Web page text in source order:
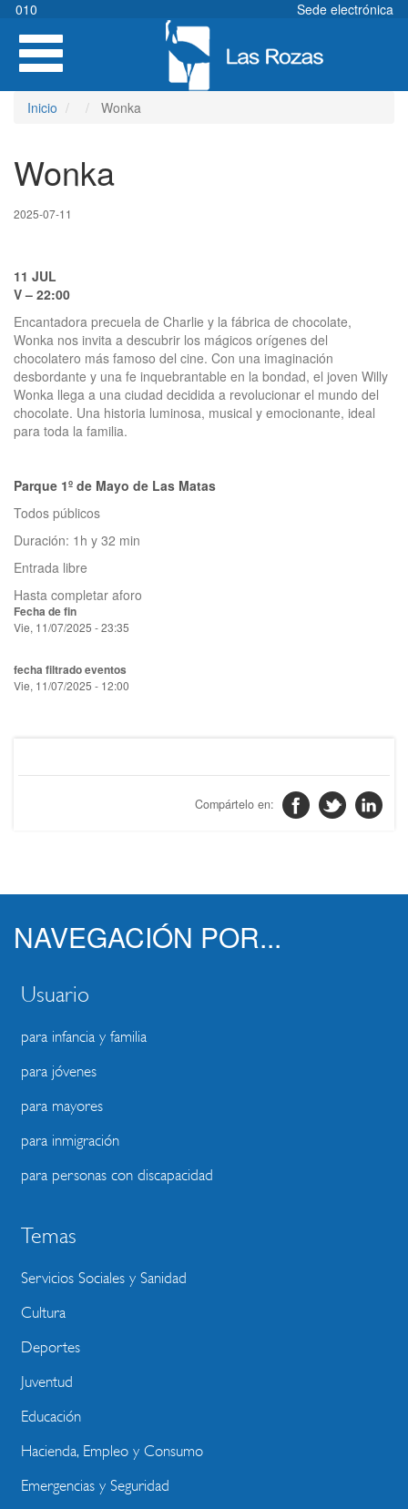
Pasar
contenido
principal
010
Sede electrónica
Toggle
navigation
Inicio Wonka
Wonka
2025-07-11
11 JUL
V – 22:00
Encantadora precuela de Charlie y la fábrica de chocolate,
Wonka nos invita a descubrir los mágicos orígenes del
chocolatero más famoso del cine. Con una imaginación
desbordante y una fe inquebrantable en la bondad, el joven Willy
Wonka llega a una ciudad decidida a revolucionar el mundo del
chocolate. Una historia luminosa, musical y emocionante, ideal
para toda la familia.
Parque 1º de Mayo de Las Matas
Todos públicos
Duración: 1h y 32 min
Entrada libre
Hasta completar aforo
Fecha de fin
Vie, 11/07/2025 - 23:35
fecha filtrado eventos
Vie, 11/07/2025 - 12:00
NAVEGACIÓN POR...
Usuario
para infancia y familia
para jóvenes
para mayores
para inmigración
para personas con discapacidad
Temas
Servicios Sociales y Sanidad
Cultura
Deportes
Juventud
Educación
Hacienda, Empleo y Consumo
Emergencias y Seguridad